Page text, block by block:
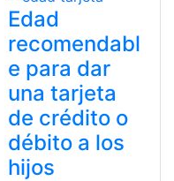
Edad
recomendabl
e para dar
una tarjeta
de crédito o
débito a los
hijos